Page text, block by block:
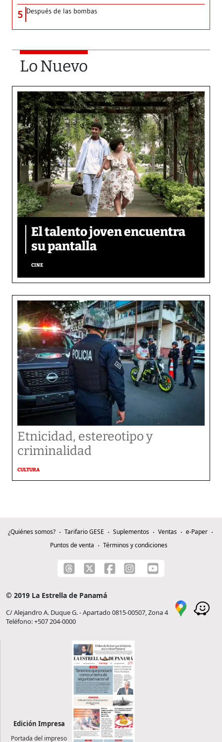
5 Después de las bombas
Lo Nuevo
El talento joven encuentra
su pantalla​
CINE
Etnicidad, estereotipo y
criminalidad
CULTURA
¿Quiénes somos? Tarifario GESE Suplementos Ventas
e-Paper
Puntos de venta
Términos y condiciones
© 2019 La Estrella de Panamá
C/ Alejandro A. Duque G. - Apartado 0815-00507, Zona 4
Teléfono: +507 204-0000
Edición Impresa
Portada del impreso